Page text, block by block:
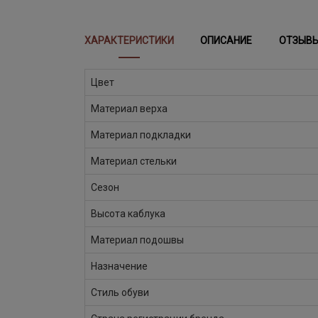
ХАРАКТЕРИСТИКИ ОПИСАНИЕ ОТЗЫВЫ
Цвет
Материал верха
Материал подкладки
Материал стельки
Сезон
Высота каблука
Материал подошвы
Назначение
Стиль обуви